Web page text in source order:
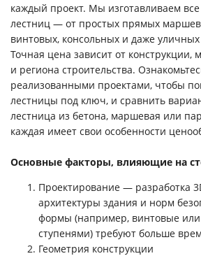
каждый проект. Мы изготавливаем
лестниц — от простых прямых
винтовых, консольных и даже
Точная цена зависит от конструкции,
и региона строительства.
реализованными проектами, чтобы
лестницы под ключ, и сравнить
лестница из бетона, маршевая или
каждая имеет свои особенности
Основные факторы, влияющие на
Проектирование — разработка
архитектуры здания и норм
формы (например, винтовые
ступенями) требуют больше
Геометрия конструкции